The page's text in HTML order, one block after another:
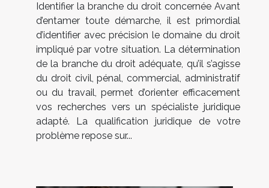
Identifier la branche du droit concernée Avant
d’entamer toute démarche, il est primordial
d’identifier avec précision le domaine du droit
impliqué par votre situation. La détermination
de la branche du droit adéquate, qu’il s’agisse
du droit civil, pénal, commercial, administratif
ou du travail, permet d’orienter efficacement
vos recherches vers un spécialiste juridique
adapté. La qualification juridique de votre
problème repose sur...